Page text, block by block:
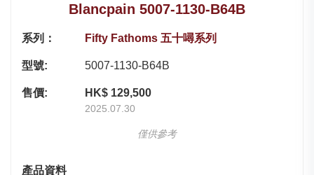
Blancpain 5007-1130-B64B
系列： Fifty Fathoms 五十噚系列
型號: 5007-1130-B64B
售價: HK$ 129,500
2025.07.30
僅供參考
產品資料